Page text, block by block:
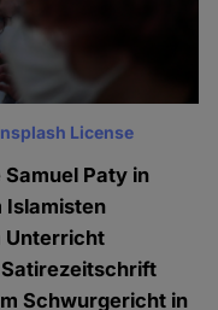
License
Paty in
Islamisten
Unterricht
Schwurgericht in